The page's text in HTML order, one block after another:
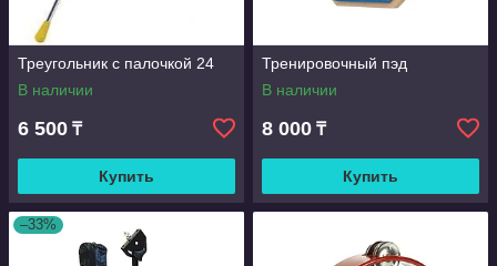
Треугольник с палочкой 24
В наличии
6 500 ₸
Купить
Тренировочный пэд
В наличии
8 000 ₸
Купить
–33%